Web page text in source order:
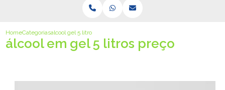
HomeCategoriasalcool gel 5 litros preco
álcool em gel 5 litros preço